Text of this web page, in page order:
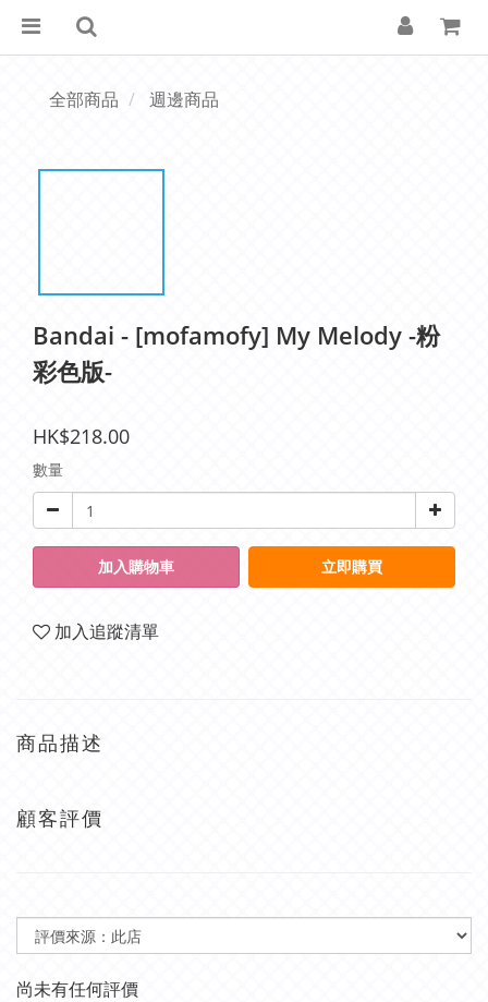
全部商品 週邊商品
Bandai - [mofamofy] My Melody -粉
彩色版-
HK$218.00
數量
加入購物車 立即購買
加入追蹤清單
商品描述
顧客評價
尚未有任何評價